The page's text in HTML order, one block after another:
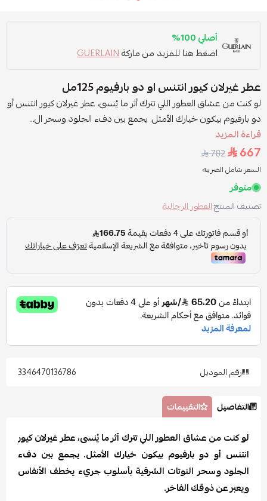
أصلي 100%
اضغط هنا للمزيد من ماركةGUERLAIN
عطر غيرلان كيور انتنس او دو بارفيوم 125مل
لو كنت من عشاق العطور اللي تترك أثر ما يُنسى، عطر غيرلان كيور انتنس أو
دو بارفيوم بيكون خيارك الأمثل. يجمع بين دفء الجلود وسحر ال...
قراءة المزيد
667
782
السعر شامل الضريبه
متوفر
تصنيف المنتج:العطور الرجالية
رقم الموديل 3346470136786
التفاصيل التقييمات
لو كنت من عشاق العطور اللي تترك أثر ما يُنسى، عطر غيرلان كيور
انتنس أو دو بارفيوم بيكون خيارك الأمثل. يجمع بين دفء
الجلود وسحر النوتات الشرقية بأسلوب جريء يخطف الأنفاس
ويعبر عن ذوقك الفاخر.